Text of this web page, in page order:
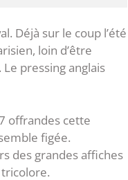
Déjà sur le coup l’été
loin d’être
pressing anglais
offrandes cette
figée.
des grandes affiches